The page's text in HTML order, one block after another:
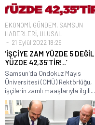
EKONOMİ, GÜNDEM, SAMSUN
HABERLERİ, ULUSAL
21 Eylül 2022 18:29
‘İŞÇİYE ZAM YÜZDE 5 DEĞİL
YÜZDE 42,35’TİR!..’
Samsun'da Ondokuz Mayıs
Üniversitesi (OMÜ) Rektörlüğü,
işçilerin zamlı maaşlarıyla ilgili...